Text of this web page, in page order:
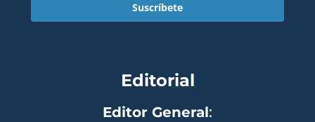
Suscríbete
Editorial
Editor General: